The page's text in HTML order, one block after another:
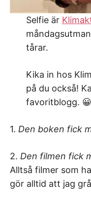
Selfie är
tårar.
Kika in hos
på du också!
favoritblogg. 😀
1. Den boken fick
2. Den filmen fick
Alltså filmer som
gör alltid att jag